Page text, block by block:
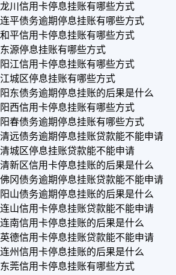
龙川信用卡停息挂账有哪些方式
连平债务逾期停息挂账有哪些方式
和平信用卡停息挂账有哪些方式
东源停息挂账有哪些方式
阳江信用卡停息挂账有哪些方式
江城区停息挂账有哪些方式
阳东债务逾期停息挂账的后果是什么
阳西信用卡停息挂账有哪些方式
阳春债务逾期停息挂账有哪些方式
清远债务逾期停息挂账贷款能不能申请
清城区停息挂账贷款能不能申请
清新区信用卡停息挂账的后果是什么
佛冈债务逾期停息挂账贷款能不能申请
阳山债务逾期停息挂账的后果是什么
连山信用卡停息挂账贷款能不能申请
连南信用卡停息挂账的后果是什么
英德信用卡停息挂账贷款能不能申请
连州信用卡停息挂账的后果是什么
东莞信用卡停息挂账有哪些方式